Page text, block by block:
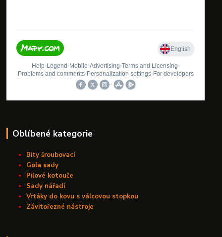
Oblíbené kategorie
Bity šroubovací
Gola sady
Pilové kotouče
Sady nářadí
Vrtáky do kovu s válcovou stopkou
Závitořezné nástroje